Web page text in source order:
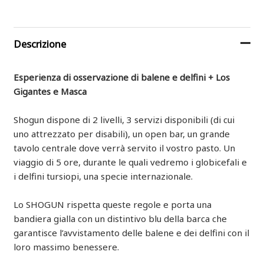
Descrizione
Esperienza di osservazione di balene e delfini + Los
Gigantes e Masca
Shogun dispone di 2 livelli, 3 servizi disponibili (di cui
uno attrezzato per disabili), un open bar, un grande
tavolo centrale dove verrà servito il vostro pasto. Un
viaggio di 5 ore, durante le quali vedremo i globicefali e
i delfini tursiopi, una specie internazionale.
Lo SHOGUN rispetta queste regole e porta una
bandiera gialla con un distintivo blu della barca che
garantisce l’avvistamento delle balene e dei delfini con il
loro massimo benessere.